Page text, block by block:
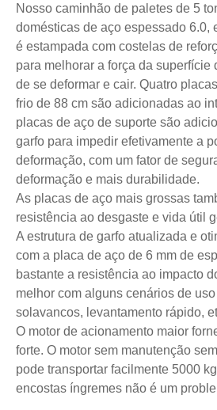
Nosso caminhão de paletes de 5
domésticas de aço espessado 6.0,
é estampada com costelas de
para melhorar a força da superfície
de se deformar e cair. Quatro
frio de 88 cm são adicionadas ao
placas de aço de suporte são
garfo para impedir efetivamente a
deformação, com um fator de
deformação e mais durabilidade.
As placas de aço mais grossas
resistência ao desgaste e vida útil
A estrutura de garfo atualizada e
com a placa de aço de 6 mm de
bastante a resistência ao impacto
melhor com alguns cenários de
solavancos, levantamento rápido,
O motor de acionamento maior
forte. O motor sem manutenção
pode transportar facilmente 5000
encostas íngremes não é um